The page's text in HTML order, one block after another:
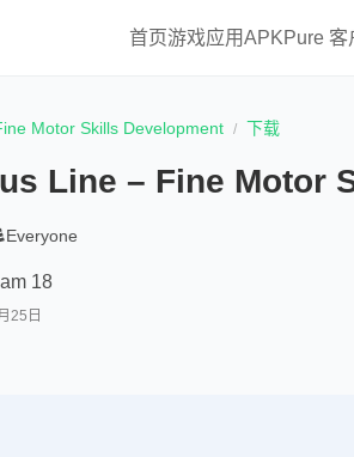
首页游戏应用APKPure 客
Motor Skills Development 下载
Line – Fine Motor
Everyone
18
25日